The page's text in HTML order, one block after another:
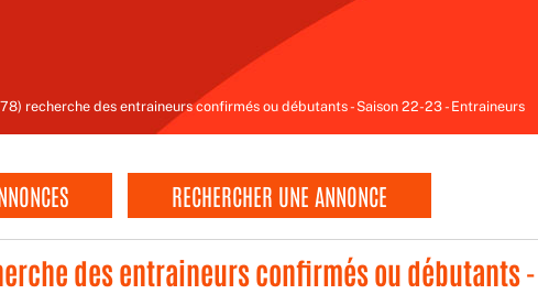
recherche des entraineurs confirmés ou débutants - Saison 22-23 - Entraineurs
RECHERCHER UNE ANNONCE
des entraineurs confirmés ou débutants